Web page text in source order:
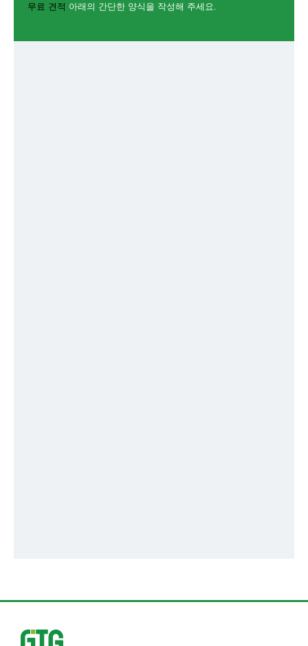
무료 견적 아래의 간단한 양식을 작성해 주세요.